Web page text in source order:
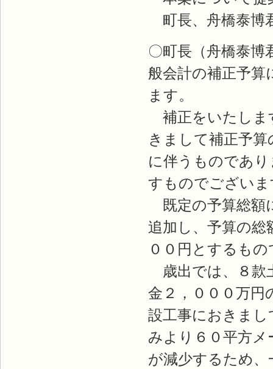
町長、舟橋泰博
〇町長（舟橋泰
般会計の補正予
ます。
補正をいたしま
きまして補正予
に伴うものであ
すものでございま
既定の予算総額
追加し、予算の総
００円とするも
歳出では、８款
金２，０００万円
設工事におきまし
みより６０平方
が減少するため、